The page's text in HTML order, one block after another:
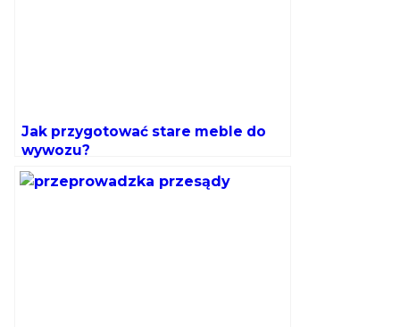
Jak przygotować stare meble do
wywozu?